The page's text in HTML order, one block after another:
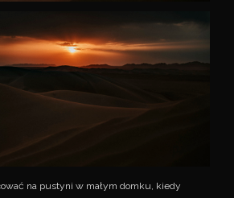
na pustyni w małym domku, kiedy